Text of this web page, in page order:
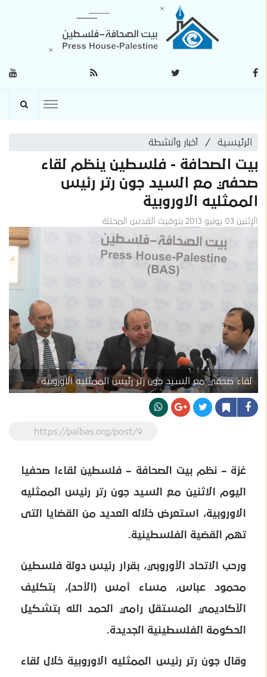
الرئيسية أخبار وأنشطة
بيت الصحافة - فلسطين ينظم لقاء
صحفي مع السيد جون رتر رئيس
الممثليه الاوروبية
الإثنين 03 يونيو 2013 بتوقيت القدس المحتلة
لقاء صحفي مع السيد جون رتر رئيس الممثليه الاوروبية
https://palbas.org/post/9
غزة –نظم بيت الصحافة – فلسطين لقاءا صحفيا
اليوم الاثنين مع السيد جون رتر رئيس الممثليه
الاوروبية، استعرض خلاله العديد من القضايا التى
تهم القضية الفلسطينية.
ورحب الاتحاد الأوروبي، بقرار رئيس دولة فلسطين
محمود عباس، مساء أمس (الأحد)، بتكليف
الأكاديمي المستقل رامي الحمد الله بتشكيل
الحكومة الفلسطينية الجديدة.
وقال جون رتر رئيس الممثليه الاوروبية خلال لقاء